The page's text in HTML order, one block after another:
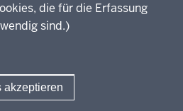
die für die Erfassung
sind.)
akzeptieren
(Anlage A)
A)